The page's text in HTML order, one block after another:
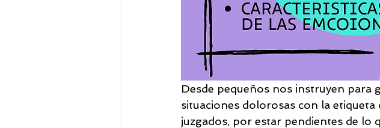
Desde pequeños nos instruyen
situaciones dolorosas con la
juzgados, por estar pendientes de lo